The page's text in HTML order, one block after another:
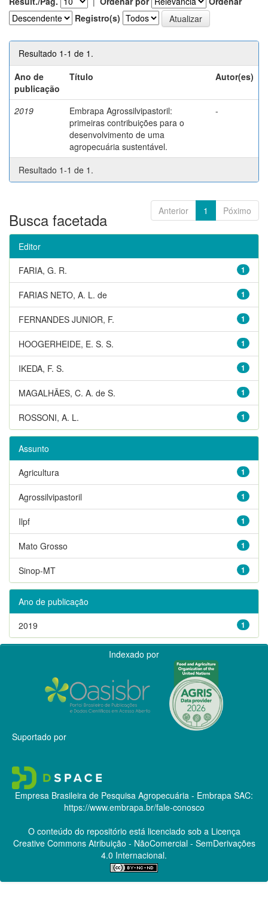
Registro(s)
Resultado 1-1 de 1.
Ano de
publicação
Título Autor(es)
2019
Embrapa Agrossilvipastoril:
primeiras contribuições para o
desenvolvimento de uma
agropecuária sustentável.
-
Resultado 1-1 de 1.
Anterior 1 Póximo
Busca facetada
Editor
1
FARIA, G. R.
1
FARIAS NETO, A. L. de
1
FERNANDES JUNIOR, F.
1
HOOGERHEIDE, E. S. S.
1
IKEDA, F. S.
1
MAGALHÃES, C. A. de S.
1
ROSSONI, A. L.
Assunto
1
Agricultura
1
Agrossilvipastoril
1
Ilpf
1
Mato Grosso
1
Sinop-MT
Ano de publicação
1
2019
Indexado por
Suportado por
Empresa Brasileira de Pesquisa Agropecuária - Embrapa SAC:
https://www.embrapa.br/fale-conosco
O conteúdo do repositório está licenciado sob a Licença
Creative CommonsAtribuição - NãoComercial - SemDerivações
4.0 Internacional.